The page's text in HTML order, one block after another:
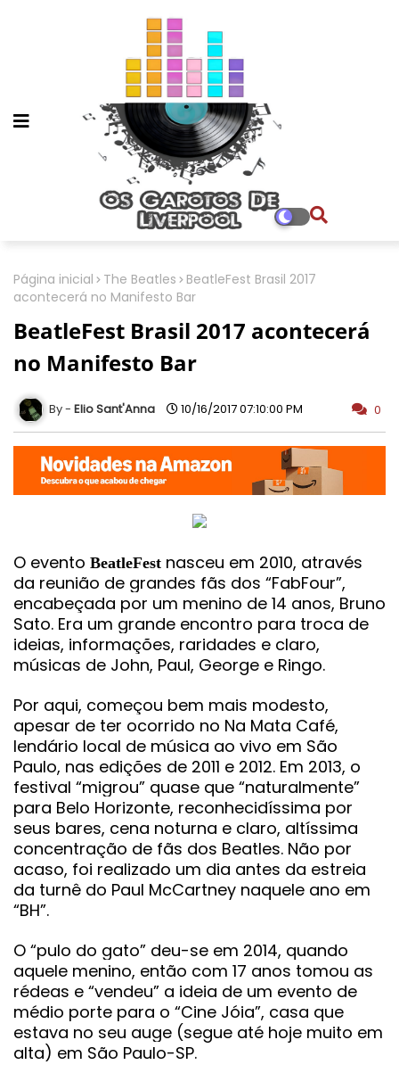
Página inicial The Beatles
BeatleFest Brasil 2017
acontecerá no Manifesto Bar
BeatleFest Brasil 2017 acontecerá
no Manifesto Bar
Elio Sant'Anna 10/16/2017 07:10:00 PM 0
O evento BeatleFest nasceu em 2010, através
da reunião de grandes fãs dos “FabFour”,
encabeçada por um menino de 14 anos, Bruno
Sato. Era um grande encontro para troca de
ideias, informações, raridades e claro,
músicas de John, Paul, George e Ringo.
Por aqui, começou bem mais modesto,
apesar de ter ocorrido no Na Mata Café,
lendário local de música ao vivo em São
Paulo, nas edições de 2011 e 2012. Em 2013, o
festival “migrou” quase que “naturalmente”
para Belo Horizonte, reconhecidíssima por
seus bares, cena noturna e claro, altíssima
concentração de fãs dos Beatles. Não por
acaso, foi realizado um dia antes da estreia
da turnê do Paul McCartney naquele ano em
“BH”.
O “pulo do gato” deu-se em 2014, quando
aquele menino, então com 17 anos tomou as
rédeas e “vendeu” a ideia de um evento de
médio porte para o “Cine Jóia”, casa que
estava no seu auge (segue até hoje muito em
alta) em São Paulo-SP.